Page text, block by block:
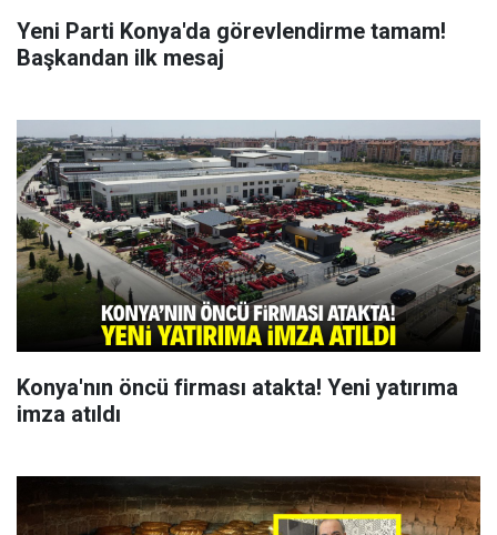
Yeni Parti Konya'da görevlendirme tamam!
Başkandan ilk mesaj
Konya'nın öncü firması atakta! Yeni yatırıma
imza atıldı